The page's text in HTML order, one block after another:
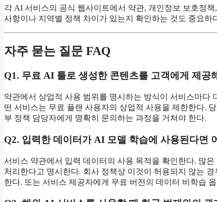
각 AI 서비스의 공식 웹사이트에서 약관, 개인정보 보호정
사항이나 지역별 정책 차이가 있는지 확인하는 것도 중요하
자주 묻는 질문 FAQ
Q1. 무료 AI 툴로 생성한 콘텐츠를 고객에게 제공
약관에서 상업적 사용 범위를 명시하는 방식이 서비스마다
떤 서비스는 무료 플랜 사용자의 상업적 사용을 제한한다.
부 정책 담당자에게 명확히 문의하는 과정을 거쳐야 한다.
Q2. 입력한 데이터가 AI 모델 학습에 사용된다면
서비스 약관에서 입력 데이터의 사용 목적을 확인한다. 많
처리한다고 명시한다. 회사 정책상 이것이 허용되지 않는
한다. 또는 서비스 제공자에게 무료 버전의 데이터 비학습